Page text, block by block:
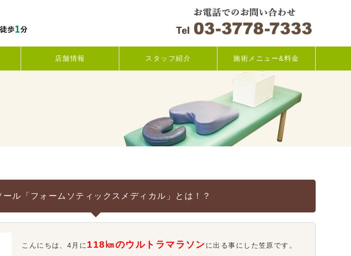
店舗情報 スタッフ紹介 施術メニュー&料金
ル「フォームソティックスメディカル」とは！？
こんにちは、4月に 118㎞のウルトラマラソン に出る事にした笠原です。